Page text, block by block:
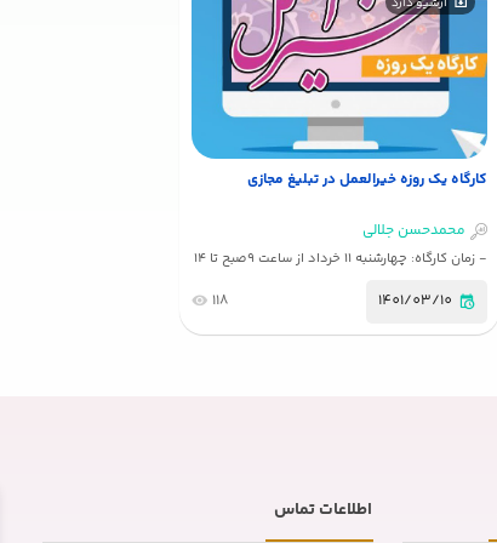
کارگاه یک روزه خیرالعمل در تبلیغ مجازی
محمدحسن جلالی
- زمان کارگاه: چهارشنبه 11 خرداد از ساعت 9صبح تا 14
مجازی فعالیت سردرگم گل به خودی ها آفات تبلیغ
1401/03/10
118
اطلاعات تماس